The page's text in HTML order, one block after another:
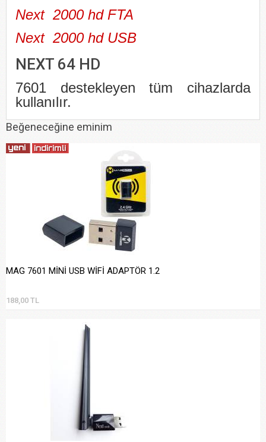
Next 2000 hd FTA
Next 2000 hd USB
NEXT 64 HD
7601 destekleyen tüm cihazlarda
kullanılır.
Beğeneceğine eminim
MAG 7601 MİNİ USB WİFİ ADAPTÖR 1.2
188,00 TL